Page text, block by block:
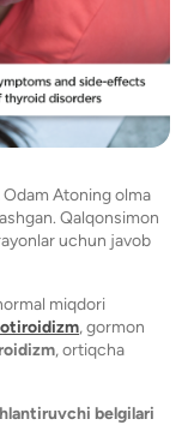
Atoning olma
Qalqonsimon
uchun javob
miqdori
, gormon
, ortiqcha
belgilari